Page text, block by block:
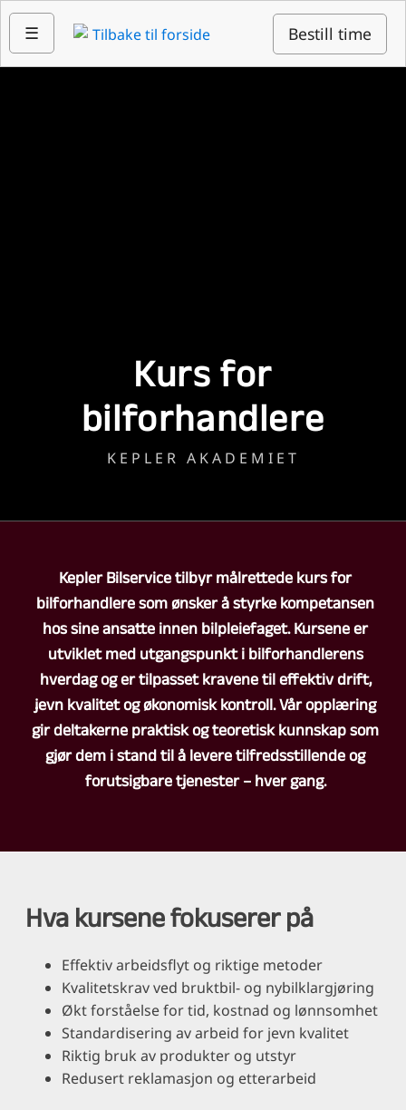
☰ Bestill time
Kurs for
bilforhandlere
KEPLER AKADEMIET
Kepler Bilservice tilbyr målrettede kurs for
bilforhandlere som ønsker å styrke kompetansen
hos sine ansatte innen bilpleiefaget. Kursene er
utviklet med utgangspunkt i bilforhandlerens
hverdag og er tilpasset kravene til effektiv drift,
jevn kvalitet og økonomisk kontroll. Vår opplæring
gir deltakerne praktisk og teoretisk kunnskap som
gjør dem i stand til å levere tilfredsstillende og
forutsigbare tjenester – hver gang.
Hva kursene fokuserer på
Effektiv arbeidsflyt og riktige metoder
Kvalitetskrav ved bruktbil- og nybilklargjøring
Økt forståelse for tid, kostnad og lønnsomhet
Standardisering av arbeid for jevn kvalitet
Riktig bruk av produkter og utstyr
Redusert reklamasjon og etterarbeid